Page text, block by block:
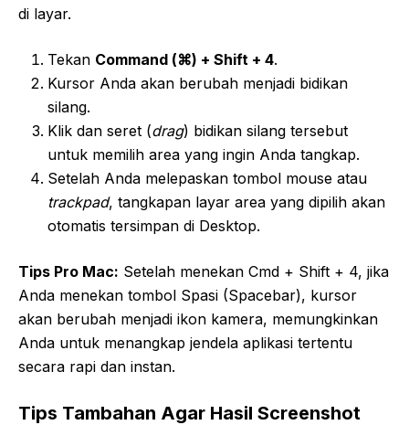
di layar.
Tekan Command (⌘) + Shift + 4.
Kursor Anda akan berubah menjadi bidikan
silang.
Klik dan seret (drag) bidikan silang tersebut
untuk memilih area yang ingin Anda tangkap.
Setelah Anda melepaskan tombol mouse atau
trackpad, tangkapan layar area yang dipilih akan
otomatis tersimpan di Desktop.
Tips Pro Mac: Setelah menekan Cmd + Shift + 4, jika
Anda menekan tombol Spasi (Spacebar), kursor
akan berubah menjadi ikon kamera, memungkinkan
Anda untuk menangkap jendela aplikasi tertentu
secara rapi dan instan.
Tips Tambahan Agar Hasil Screenshot